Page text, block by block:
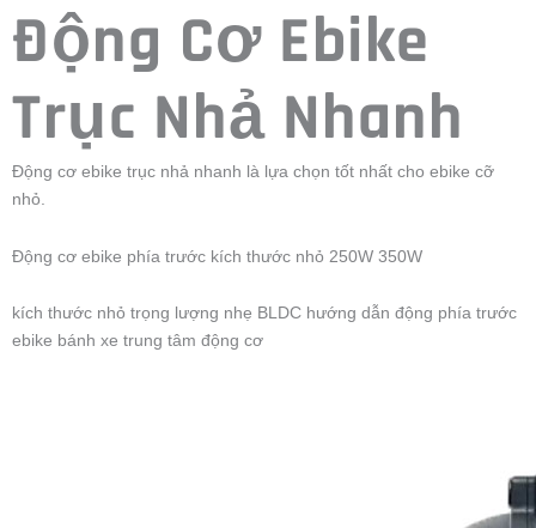
Động Cơ Ebike
Trục Nhả Nhanh
Động cơ ebike trục nhả nhanh là lựa chọn tốt nhất cho ebike cỡ
nhỏ.
Động cơ ebike phía trước kích thước nhỏ 250W 350W
kích thước nhỏ trọng lượng nhẹ BLDC hướng dẫn động phía trước
ebike bánh xe trung tâm động cơ